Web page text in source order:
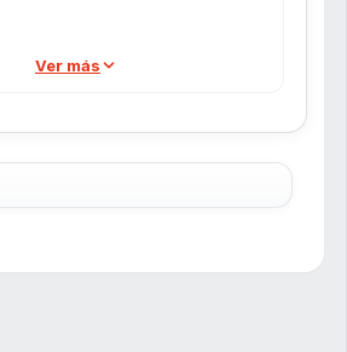
especialmente diseñada
y resultados efectivos.
Principales
Ver más